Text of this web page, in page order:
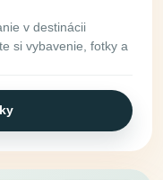
v destinácii
si vybavenie, fotky a